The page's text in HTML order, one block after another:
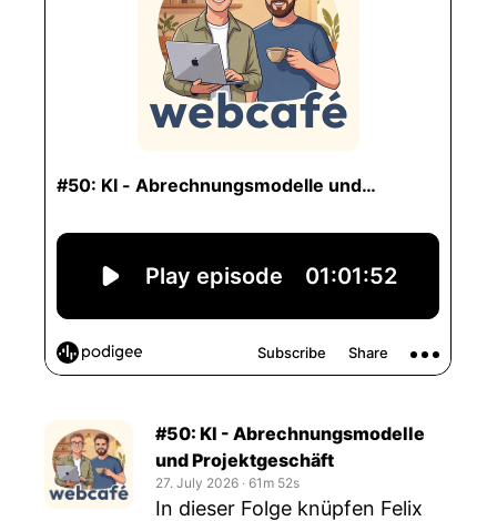
#50: KI - Abrechnungsmodelle
und Projektgeschäft
27. July 2026 ‧ 61m 52s
In dieser Folge knüpfen Felix